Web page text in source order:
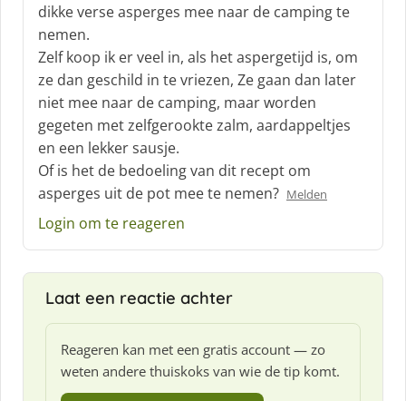
e
e
f
dikke verse asperges mee naar de camping te
nemen.
Zelf koop ik er veel in, als het aspergetijd is, om
ze dan geschild in te vriezen, Ze gaan dan later
niet mee naar de camping, maar worden
gegeten met zelfgerookte zalm, aardappeltjes
en een lekker sausje.
Of is het de bedoeling van dit recept om
asperges uit de pot mee te nemen? Melden
Login om te reageren
Laat een reactie achter
Reageren kan met een gratis account — zo
weten andere thuiskoks van wie de tip komt.